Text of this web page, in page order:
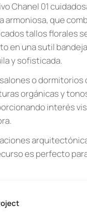
Chanel 01
armoniosa, que
tallos florales
en una sutil
y sofisticada.
o
orgánicas y
interés
es perfecto